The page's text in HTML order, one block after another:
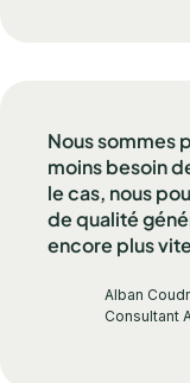
Nous sommes
moins besoin
le cas, nous
de qualité
encore plus
Alban
Consultant